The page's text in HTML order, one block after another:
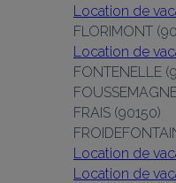
Location de
FLORIMONT
Location de
FONTENELLE
FRAIS (90150)
Location de
Location de